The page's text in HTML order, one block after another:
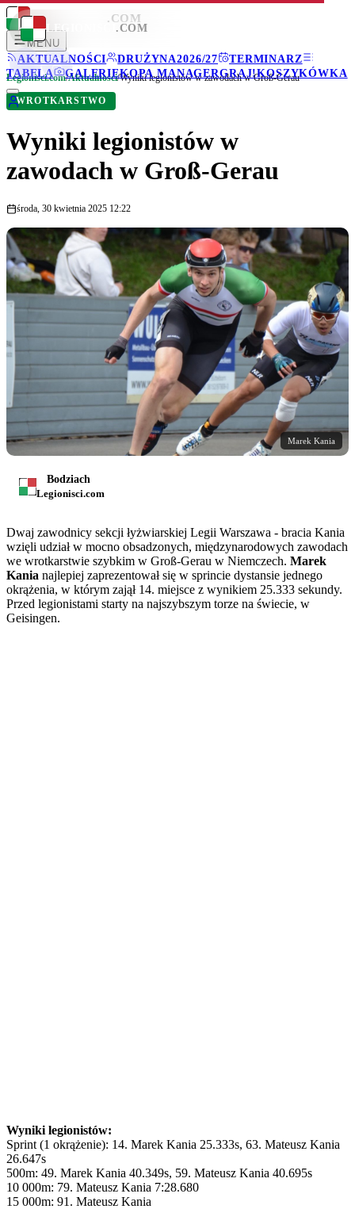
LEGIONISCI .COM
MENU
AKTUALNOŚCI
DRUŻYNA2026/27
TERMINARZ
TABELA
GALERIEKOPA MANAGERGRAJ!KOSZYKÓWKA
LEGIONISCI .COM
Legionisci.com/Aktualności/Wyniki legionistów w zawodach w Groß-Gerau
WROTKARSTWO
Wyniki legionistów w
zawodach w Groß-Gerau
środa, 30 kwietnia 2025 12:22
Marek Kania
Bodziach
Legionisci.com
Dwaj zawodnicy sekcji łyżwiarskiej Legii Warszawa - bracia Kania
wzięli udział w mocno obsadzonych, międzynarodowych zawodach
we wrotkarstwie szybkim w Groß-Gerau w Niemczech. Marek
Kania najlepiej zaprezentował się w sprincie dystansie jednego
okrążenia, w którym zajął 14. miejsce z wynikiem 25.333 sekundy.
Przed legionistami starty na najszybszym torze na świecie, w
Geisingen.
Wyniki legionistów:
Sprint (1 okrążenie): 14. Marek Kania 25.333s, 63. Mateusz Kania
26.647s
500m: 49. Marek Kania 40.349s, 59. Mateusz Kania 40.695s
10 000m: 79. Mateusz Kania 7:28.680
15 000m: 91. Mateusz Kania